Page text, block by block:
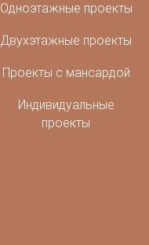
Одноэтажные проекты
Двухэтажные проекты
Проекты с мансардой
Индивидуальные
проекты